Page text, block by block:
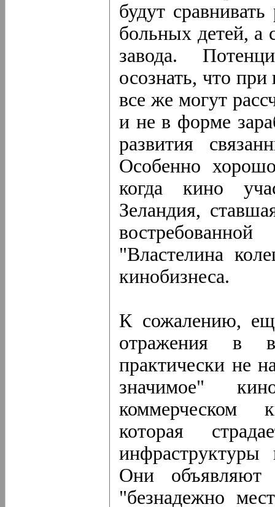
будут
больных детей, а
завода.
осознать, что
все же могут
и не в форме
развития
Особенно
когда кино
Зеландия,
"Властелина
кинобизнеса.
К сожалению,
отражения в
практически не
значимое"
коммерческом
которая
Они объявляют
"безнадежно